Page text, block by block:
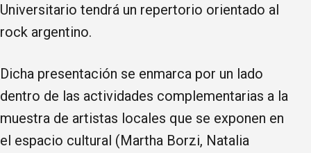
Universitario tendrá un repertorio orientado al
rock argentino.
Dicha presentación se enmarca por un lado
dentro de las actividades complementarias a la
muestra de artistas locales que se exponen en
el espacio cultural (Martha Borzi, Natalia